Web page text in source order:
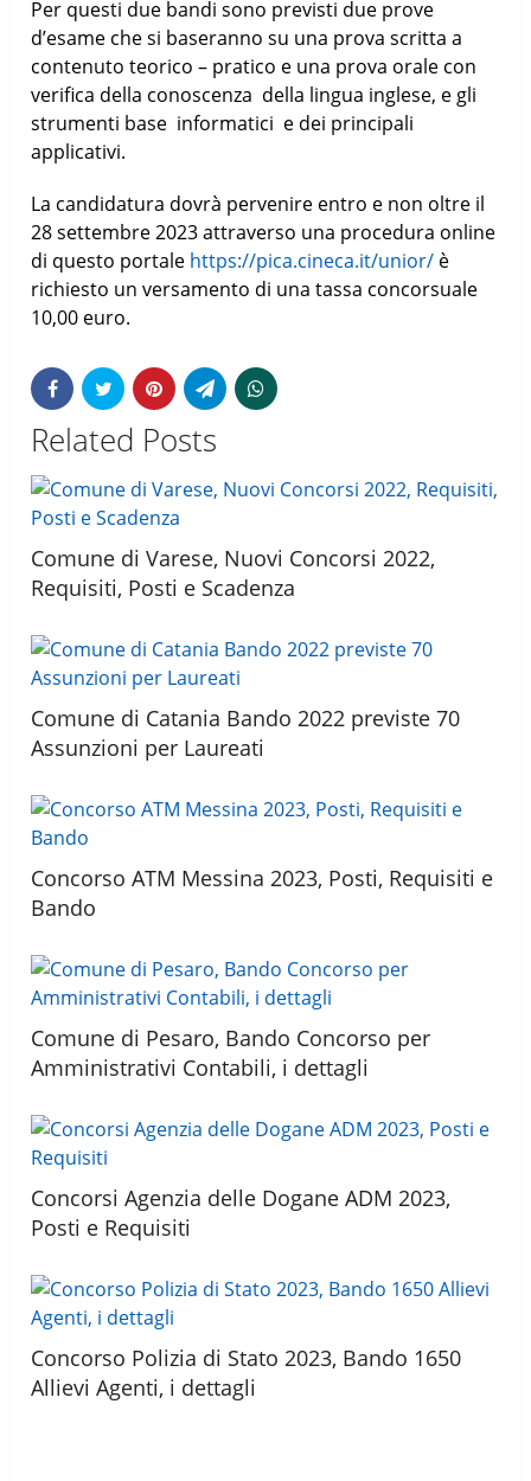
Per questi due bandi sono previsti due prove
d’esame che si baseranno su una prova scritta a
contenuto teorico – pratico e una prova orale con
verifica della conoscenza della lingua inglese, e gli
strumenti base informatici e dei principali
applicativi.
La candidatura dovrà pervenire entro e non oltre il
28 settembre 2023 attraverso una procedura online
di questo portale https://pica.cineca.it/unior/ è
richiesto un versamento di una tassa concorsuale
10,00 euro.
Related Posts
Comune di Varese, Nuovi Concorsi 2022,
Requisiti, Posti e Scadenza
Comune di Catania Bando 2022 previste 70
Assunzioni per Laureati
Concorso ATM Messina 2023, Posti, Requisiti e
Bando
Comune di Pesaro, Bando Concorso per
Amministrativi Contabili, i dettagli
Concorsi Agenzia delle Dogane ADM 2023,
Posti e Requisiti
Concorso Polizia di Stato 2023, Bando 1650
Allievi Agenti, i dettagli